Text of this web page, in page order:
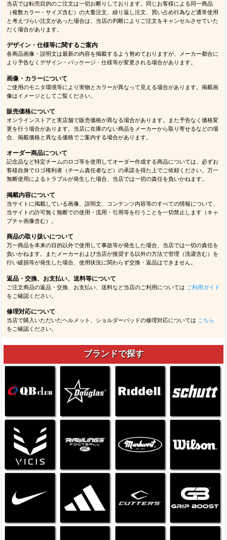
当店では転売目的のご注文は一切お断りしております。同じお客様による同一商品
（複数カラー・サイズ含む）の大量注文、繰り返し注文、買い占め行為など通常使用
と考えづらい注文があった場合は、当店の判断によりご注文をキャンセルさせていた
だく場合があります。
デザイン・仕様等に関するご案内
各商品画像・説明文は最新の内容を掲載するよう努めておりますが、メーカー都合に
より予告なくデザイン・パッケージ・仕様等が変更される場合があります。
画像・カラーについて
ご使用のモニタ環境等により実物とカラーが異なって見える場合があります。掲載画
像はイメージとしてご覧ください。
販売価格について
オンラインストアと実店舗で販売価格が異なる場合があります。また予告なく価格変
更を行う場合があります。当店に在庫のない商品をメーカーから取り寄せるなどの場
合、掲載価格と異なる価格でご案内する場合があります。
オーダー商品について
記念品など特定チームのロゴ等を使用してオーダー作成する商品については、必ずお
客様自身でロゴ権利者（チーム責任者など）の承諾を得た上でご依頼ください。万一
無断使用によるトラブルが発生した場合、当店では一切の責任を負いかねます。
掲載内容について
当サイトに掲載している画像、説明文、コンテンツ内容等のすべての情報について、
当サイトの許可無く無断での使用・流用・引用等を行うことを一切禁止します（キャ
プチャ画像含む）。
商品の取り扱いについて
万一商品を本来の目的以外で使用して事故等が発生した場合、当店では一切の責任を
負いかねます。またメーカーおよび当店が推奨する以外の方法で管理（洗濯含む）を
行い破損等が発生した場合、使用状況に関わらず交換・返品はできません。
返品・交換、お支払い、送料等について
ご注文商品の返品・交換、お支払い、送料など当店のご利用については ご利用ガイド
をご確認ください。
修理対応について
当店で購入いただいたヘルメット、ショルダーパッドの修理対応については こちら
をご確認ください。
ブランドで探す